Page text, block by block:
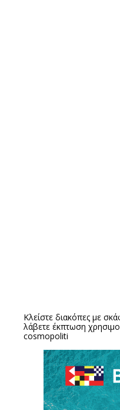
Κλείστε διακόπες με
λάβετε έκπτωση
cosmopoliti